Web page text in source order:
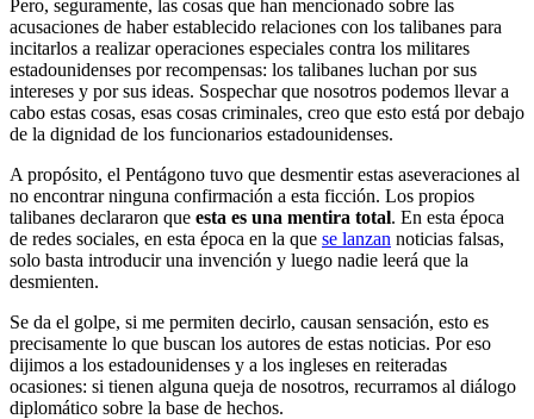
Pero, seguramente, las cosas que han mencionado sobre las
acusaciones de haber establecido relaciones con los talibanes para
incitarlos a realizar operaciones especiales contra los militares
estadounidenses por recompensas: los talibanes luchan por sus
intereses y por sus ideas. Sospechar que nosotros podemos llevar a
cabo estas cosas, esas cosas criminales, creo que esto está por debajo
de la dignidad de los funcionarios estadounidenses.
A propósito, el Pentágono tuvo que desmentir estas aseveraciones al
no encontrar ninguna confirmación a esta ficción. Los propios
talibanes declararon que esta es una mentira total. En esta época
de redes sociales, en esta época en la que se lanzan noticias falsas,
solo basta introducir una invención y luego nadie leerá que la
desmienten.
Se da el golpe, si me permiten decirlo, causan sensación, esto es
precisamente lo que buscan los autores de estas noticias. Por eso
dijimos a los estadounidenses y a los ingleses en reiteradas
ocasiones: si tienen alguna queja de nosotros, recurramos al diálogo
diplomático sobre la base de hechos.